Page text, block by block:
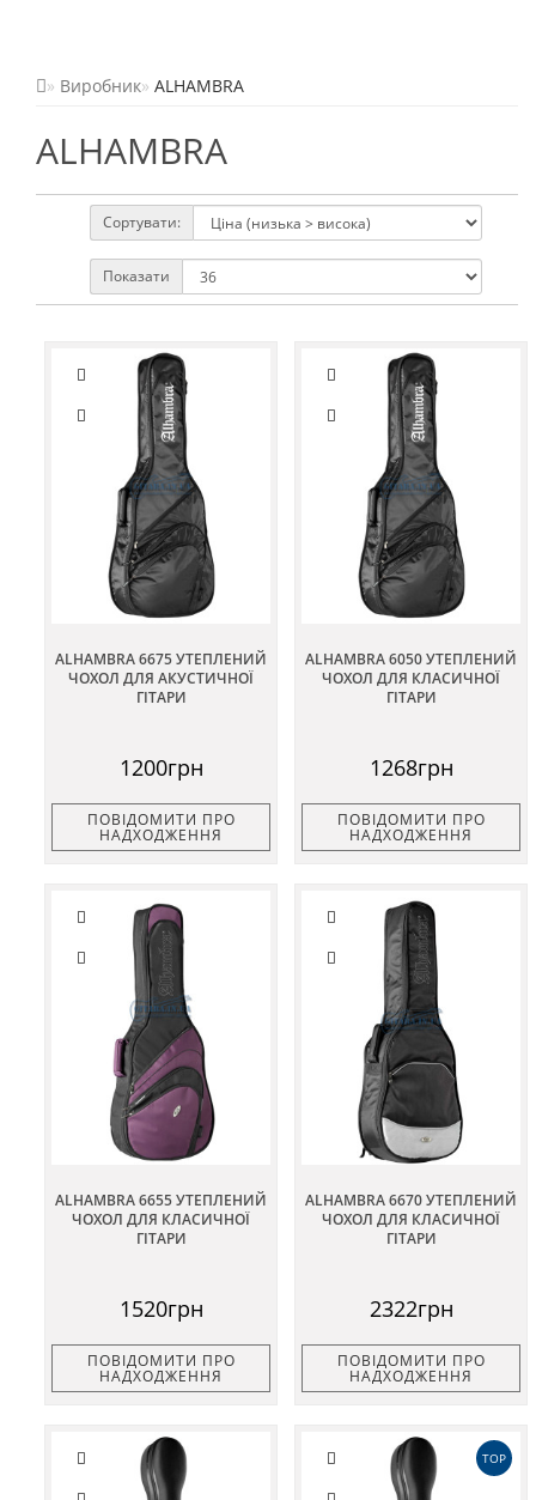
Виробник ALHAMBRA
ALHAMBRA
Сортувати:
Показати
ALHAMBRA 6675 УТЕПЛЕНИЙ
ЧОХОЛ ДЛЯ АКУСТИЧНОЇ
ГІТАРИ
1200грн
ПОВІДОМИТИ ПРО
НАДХОДЖЕННЯ
ALHAMBRA 6050 УТЕПЛЕНИЙ
ЧОХОЛ ДЛЯ КЛАСИЧНОЇ
ГІТАРИ
1268грн
ПОВІДОМИТИ ПРО
НАДХОДЖЕННЯ
ALHAMBRA 6655 УТЕПЛЕНИЙ
ЧОХОЛ ДЛЯ КЛАСИЧНОЇ
ГІТАРИ
1520грн
ПОВІДОМИТИ ПРО
НАДХОДЖЕННЯ
ALHAMBRA 6670 УТЕПЛЕНИЙ
ЧОХОЛ ДЛЯ КЛАСИЧНОЇ
ГІТАРИ
2322грн
ПОВІДОМИТИ ПРО
НАДХОДЖЕННЯ
TOP